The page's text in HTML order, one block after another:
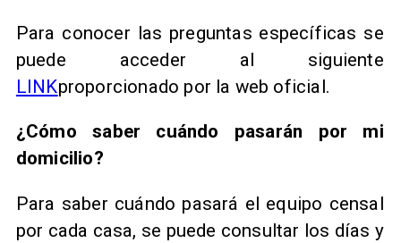
Para conocer las preguntas específicas se
puede acceder al siguiente
LINKproporcionado por la web oficial.
¿Cómo saber cuándo pasarán por mi
domicilio?
Para saber cuándo pasará el equipo censal
por cada casa, se puede consultar los días y